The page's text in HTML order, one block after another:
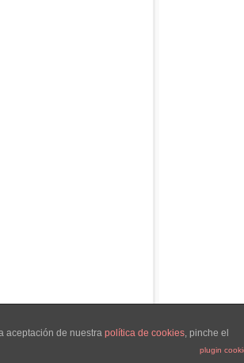
Copyright – David García Pérez
aceptación de nuestra política de cookies, pinche el
plugin